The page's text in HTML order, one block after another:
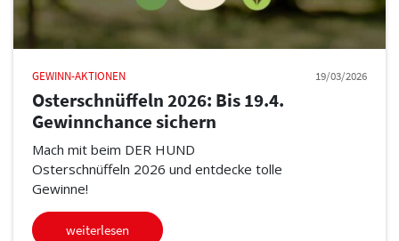
GEWINN-AKTIONEN 19/03/2026
Osterschnüffeln 2026: Bis 19.4.
Gewinnchance sichern
Mach mit beim DER HUND
Osterschnüffeln 2026 und entdecke tolle
Gewinne!
weiterlesen